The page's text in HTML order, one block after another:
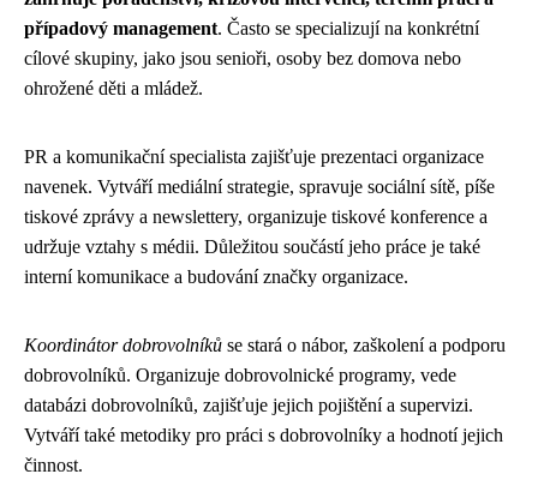
případový management. Často se specializují na konkrétní
cílové skupiny, jako jsou senioři, osoby bez domova nebo
ohrožené děti a mládež.
PR a komunikační specialista zajišťuje prezentaci organizace
navenek. Vytváří mediální strategie, spravuje sociální sítě, píše
tiskové zprávy a newslettery, organizuje tiskové konference a
udržuje vztahy s médii. Důležitou součástí jeho práce je také
interní komunikace a budování značky organizace.
Koordinátor dobrovolníků se stará o nábor, zaškolení a podporu
dobrovolníků. Organizuje dobrovolnické programy, vede
databázi dobrovolníků, zajišťuje jejich pojištění a supervizi.
Vytváří také metodiky pro práci s dobrovolníky a hodnotí jejich
činnost.